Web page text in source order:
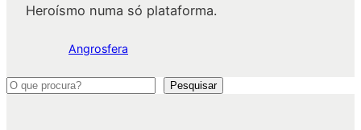
Heroísmo numa só plataforma.
Angrosfera
P
Pesquisar